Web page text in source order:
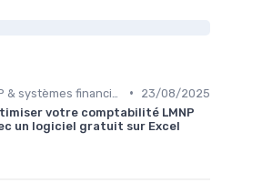
•
23/08/2025
votre comptabilité LMNP
un logiciel gratuit sur Excel